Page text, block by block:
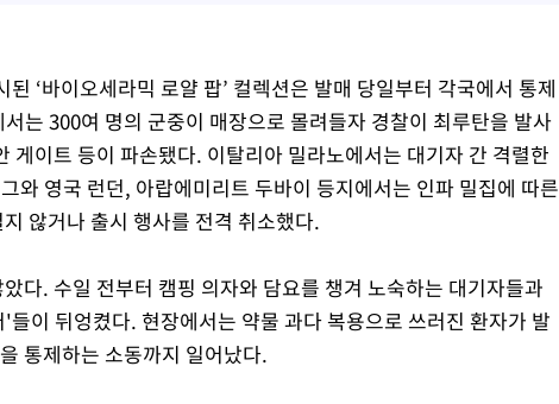
‘바이오세라믹 로얄 팝’ 컬렉션은 발매 당일부터 각국에서 통제
는 300여 명의 군중이 매장으로 몰려들자 경찰이 최루탄을 발사
게이트 등이 파손됐다. 이탈리아 밀라노에서는 대기자 간 격렬한
와 영국 런던, 아랍에미리트 두바이 등지에서는 인파 밀집에 따른
않거나 출시 행사를 전격 취소했다.
다. 수일 전부터 캠핑 의자와 담요를 챙겨 노숙하는 대기자들과
이 뒤엉켰다. 현장에서는 약물 과다 복용으로 쓰러진 환자가 발
통제하는 소동까지 일어났다.